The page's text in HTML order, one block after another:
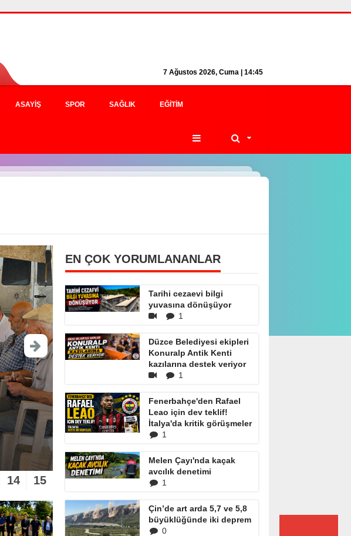
7 Ağustos 2026, Cuma | 14:45
ASAYIŞ SPOR SAĞLIK EĞITIM
Kaymakam Altıntaş göreve başladı
14 15
EN ÇOK YORUMLANANLAR
Tarihi cezaevi bilgi
yuvasına dönüşüyor
1
Düzce Belediyesi ekipleri
Konuralp Antik Kenti
kazılarına destek veriyor
1
Fenerbahçe'den Rafael
Leao için dev teklif!
İtalya'da kritik görüşmeler
1
Melen Çayı'nda kaçak
avcılık denetimi
1
Çin’de art arda 5,7 ve 5,8
büyüklüğünde iki deprem
0